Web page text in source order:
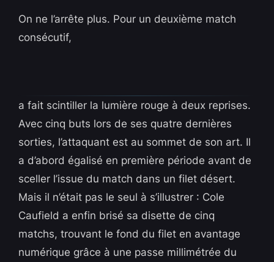
On ne l’arrête plus. Pour un deuxième match
consécutif,
a fait scintiller la lumière rouge à deux reprises.
Avec cinq buts lors de ses quatre dernières
sorties, l’attaquant est au sommet de son art. Il
a d’abord égalisé en première période avant de
sceller l’issue du match dans un filet désert.
Mais il n’était pas le seul à s’illustrer : Cole
Caufield a enfin brisé sa disette de cinq
matchs, trouvant le fond du filet en avantage
numérique grâce à une passe millimétrée du